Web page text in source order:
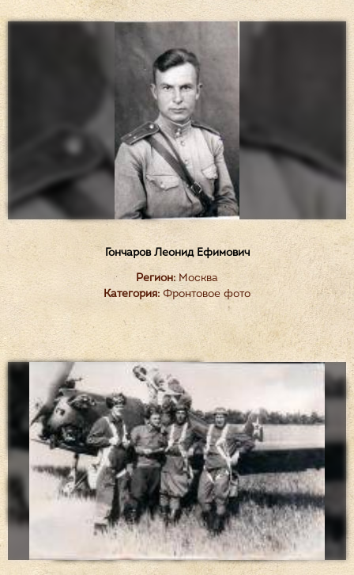
Гончаров Леонид Ефимович
Регион: Москва
Категория: Фронтовое фото